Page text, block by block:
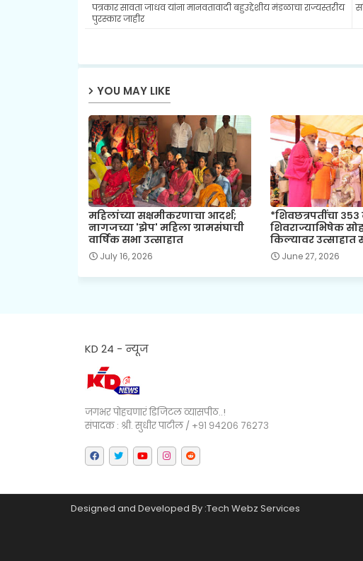
पत्रकार सावता जाधव यांना मानवतावादी बहुउद्देशीय मंडळाचा राज्यस्तरीय
पुरस्कार जाहीर
YOU MAY LIKE
महिलांच्या सक्षमीकरणाचा आदर्श;
नागजच्या 'झेप' महिला ग्रामसंघाची
वार्षिक सभा उत्साहात
July 16, 2026
*शिवछत्रपतींचा ३५३
शिवराज्याभिषेक
किल्यावर उत्साहात
June 27, 2026
KD 24 - न्यूज
जगभर पोहचणारं डिजिटल व्यासपीठ..!
संपादक : श्री. सुधीर पाटील / +९१ ९४२०६ ७६२७३
Designed and Developed By :Tech Webz Services